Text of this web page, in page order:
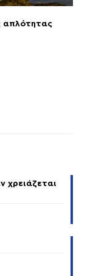
απλότητας
χρειάζεται